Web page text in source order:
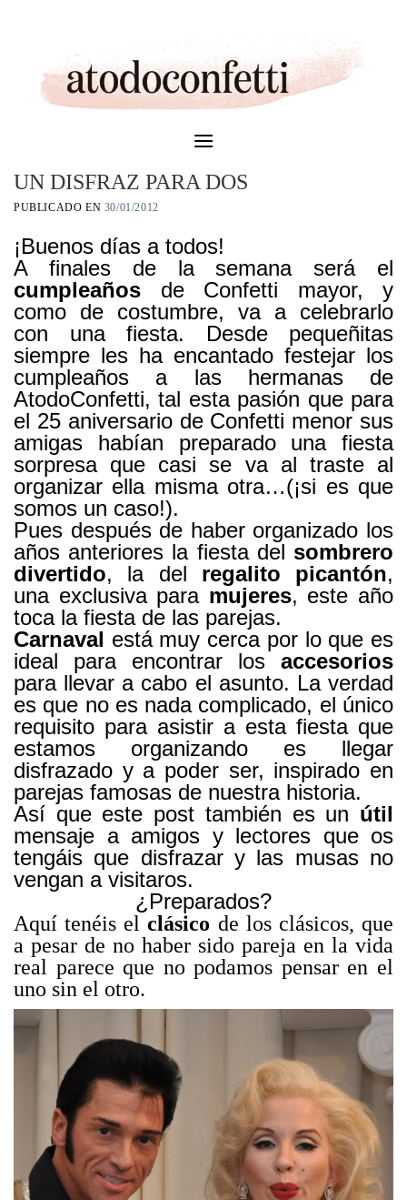
UN DISFRAZ PARA DOS
PUBLICADO EN 30/01/2012
¡Buenos días a todos!
A finales de la semana será el
cumpleaños de Confetti mayor, y
como de costumbre, va a celebrarlo
con una fiesta. Desde pequeñitas
siempre les ha encantado festejar los
cumpleaños a las hermanas de
AtodoConfetti, tal esta pasión que para
el 25 aniversario de Confetti menor sus
amigas habían preparado una fiesta
sorpresa que casi se va al traste al
organizar ella misma otra…(¡si es que
somos un caso!).
Pues después de haber organizado los
años anteriores la fiesta del sombrero
divertido, la del regalito picantón,
una exclusiva para mujeres, este año
toca la fiesta de las parejas.
Carnaval está muy cerca por lo que es
ideal para encontrar los accesorios
para llevar a cabo el asunto. La verdad
es que no es nada complicado, el único
requisito para asistir a esta fiesta que
estamos organizando es llegar
disfrazado y a poder ser, inspirado en
parejas famosas de nuestra historia.
Así que este post también es un útil
mensaje a amigos y lectores que os
tengáis que disfrazar y las musas no
vengan a visitaros.
¿Preparados?
Aquí tenéis elclásico de los clásicos, que
a pesar de no haber sido pareja en la vida
real parece que no podamos pensar en el
uno sin el otro.